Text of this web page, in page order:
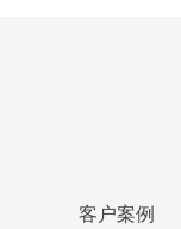
客户案例